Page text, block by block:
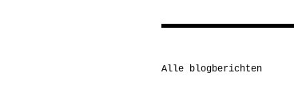
Alle blogberichten